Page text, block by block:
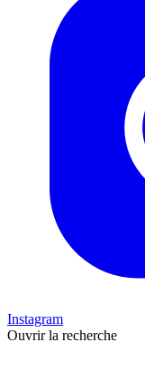
Instagram
Ouvrir la recherche